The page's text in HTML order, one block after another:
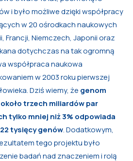
i było możliwe dzięki współpracy
w 20 ośrodkach naukowych
Francji, Niemczech, Japonii oraz
dotychczas na tak ogromną
współpraca naukowa
w 2003 roku pierwszej
Dziś wiemy, że genom
trzech miliardów par
tylko mniej niż 3% odpowiada
tysięcy genów. Dodatkowym,
tego projektu było
badań nad znaczeniem i rolą